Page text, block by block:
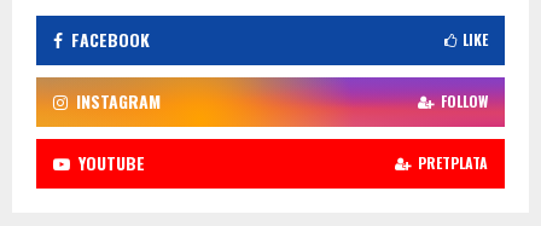
FACEBOOK LIKE
INSTAGRAM FOLLOW
YOUTUBE PRETPLATA